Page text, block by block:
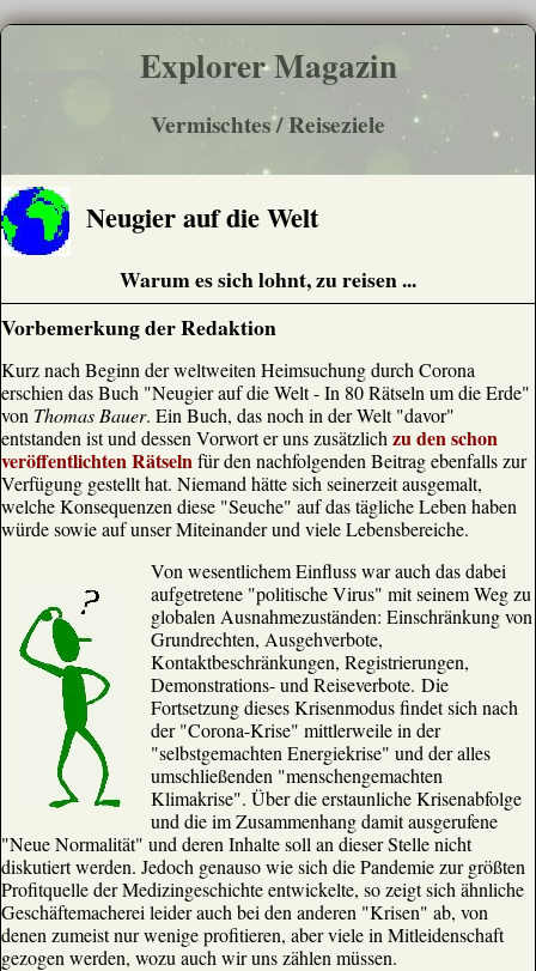
Explorer Magazin
Vermischtes / Reiseziele
Neugier auf die Welt
Warum es sich lohnt, zu reisen ...
Vorbemerkung der Redaktion
Kurz nach Beginn der weltweiten Heimsuchung durch Corona
erschien das Buch "Neugier auf die Welt - In 80 Rätseln um die Erde"
von Thomas Bauer. Ein Buch, das noch in der Welt "davor"
entstanden ist und dessen Vorwort er uns zusätzlich zu den schon
veröffentlichten Rätselnfür den nachfolgenden Beitrag ebenfalls zur
Verfügung gestellt hat. Niemand hätte sich seinerzeit ausgemalt,
welche Konsequenzen diese "Seuche" auf das tägliche Leben haben
würde sowie auf unser Miteinander und viele Lebensbereiche.
Von wesentlichem Einfluss war auch das dabei
aufgetretene "politische Virus" mit seinem Weg zu
globalen Ausnahmezuständen: Einschränkung von
Grundrechten, Ausgehverbote,
Kontaktbeschränkungen, Registrierungen,
Demonstrations- und Reiseverbote. Die
Fortsetzung dieses Krisenmodus findet sich nach
der "Corona-Krise" mittlerweile in der
"selbstgemachten Energiekrise" und der alles
umschließenden "menschengemachten
Klimakrise". Über die erstaunliche Krisenabfolge
und die im Zusammenhang damit ausgerufene
"Neue Normalität" und deren Inhalte soll an dieser Stelle nicht
diskutiert werden. Jedoch genauso wie sich die Pandemie zur größten
Profitquelle der Medizingeschichte entwickelte, so zeigt sich ähnliche
Geschäftemacherei leider auch bei den anderen "Krisen" ab, von
denen zumeist nur wenige profitieren, aber viele in Mitleidenschaft
gezogen werden, wozu auch wir uns zählen müssen.